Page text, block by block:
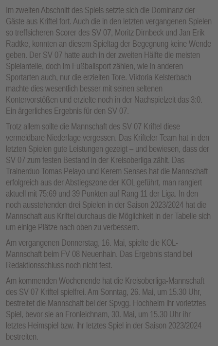
Im zweiten Abschnitt des Spiels setzte sich die Dominanz der
Gäste aus Kriftel fort. Auch die in den letzten vergangenen Spielen
so treffsicheren Scorer des SV 07, Moritz Dirnbeck und Jan Erik
Radtke, konnten an diesem Spieltag der Begegnung keine Wende
geben. Der SV 07 hatte auch in der zweiten Hälfte die meisten
Spielanteile, doch im Fußballsport zählen, wie in anderen
Sportarten auch, nur die erzielten Tore. Viktoria Kelsterbach
machte dies wesentlich besser mit seinen seltenen
Kontervorstößen und erzielte noch in der Nachspielzeit das 3:0.
Ein ärgerliches Ergebnis für den SV 07.
Trotz allem sollte die Mannschaft des SV 07 Kriftel diese
vermeidbare Niederlage vergessen. Das Krifteler Team hat in den
letzten Spielen gute Leistungen gezeigt – und bewiesen, dass der
SV 07 zum festen Bestand in der Kreisoberliga zählt. Das
Trainerduo Tomas Pelayo und Kerem Senses hat die Mannschaft
erfolgreich aus der Abstiegszone der KOL geführt, man rangiert
aktuell mit 75:69 und 39 Punkten auf Rang 11 der Liga. In den
noch ausstehenden drei Spielen in der Saison 2023/2024 hat die
Mannschaft aus Kriftel durchaus die Möglichkeit in der Tabelle sich
um einige Plätze nach oben zu verbessern.
Am vergangenen Donnerstag, 16. Mai, spielte die KOL-
Mannschaft beim FV 08 Neuenhain. Das Ergebnis stand bei
Redaktionsschluss noch nicht fest.
Am kommenden Wochenende hat die Kreisoberliga-Mannschaft
des SV 07 Kriftel spielfrei. Am Sonntag, 26. Mai, um 15.30 Uhr,
bestreitet die Mannschaft bei der Spvgg. Hochheim ihr vorletztes
Spiel, bevor sie an Fronleichnam, 30. Mai, um 15.30 Uhr ihr
letztes Heimspiel bzw. ihr letztes Spiel in der Saison 2023/2024
bestreiten.